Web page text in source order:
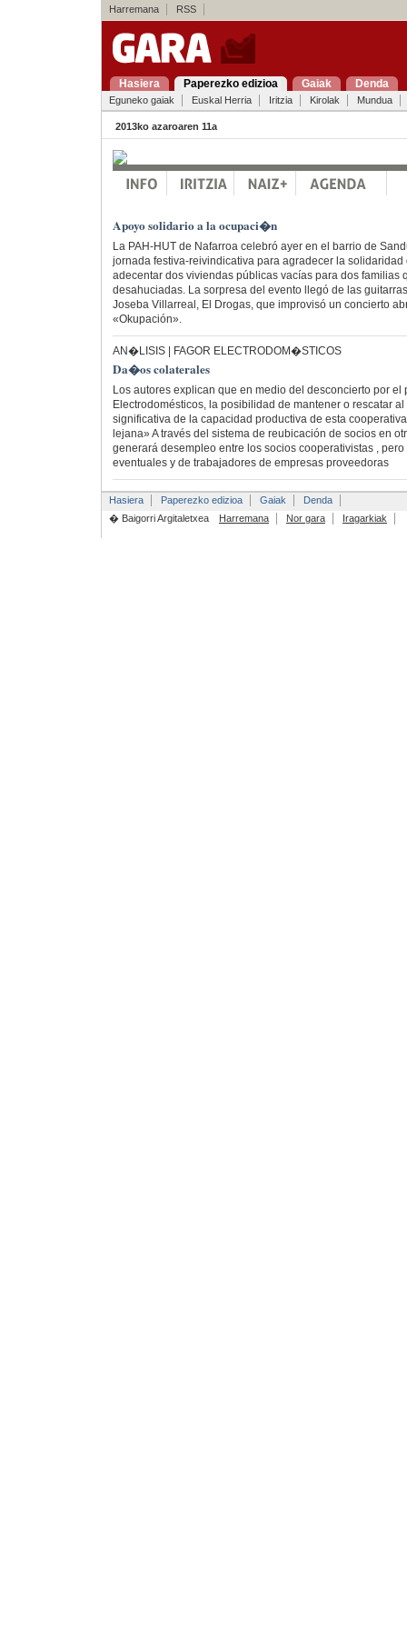
Harremana RSS
Hasiera Paperezko edizioa Gaiak Denda
Eguneko gaiak Euskal Herria Iritzia Kirolak Mundua
2013ko azaroaren 11a
Apoyo solidario a la ocupaci�n
La PAH-HUT de Nafarroa celebró ayer en el barrio de
jornada festiva-reivindicativa para agradecer la solidaridad
adecentar dos viviendas públicas vacías para dos familias
desahuciadas. La sorpresa del evento llegó de las
Joseba Villarreal, El Drogas, que improvisó un concierto
«Okupación».
AN�LISIS | FAGOR ELECTRODOM�STICOS
Da�os colaterales
Los autores explican que en medio del desconcierto por el
Electrodomésticos, la posibilidad de mantener o rescatar
significativa de la capacidad productiva de esta
lejana» A través del sistema de reubicación de socios en
generará desempleo entre los socios cooperativistas ,
eventuales y de trabajadores de empresas proveedoras
Hasiera Paperezko edizioa Gaiak
Denda
� Baigorri Argitaletxea
Harremana Nor gara Iragarkiak